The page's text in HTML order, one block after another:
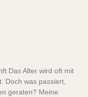
Das Alter wird oft mit
Doch was passiert,
geraten? Meine